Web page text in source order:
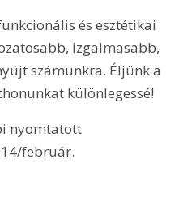
és esztétikai
izgalmasabb,
számunkra. Éljünk a
különlegessé!
nyomtatott
február.